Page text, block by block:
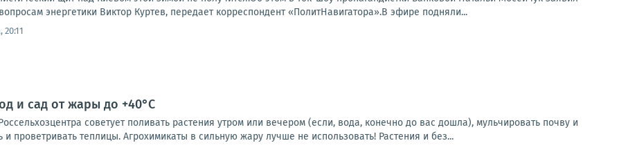
энергетики Виктор Куртев, передает корреспондент «ПолитНавигатора».В эфире подняли...
20:11
и сад от жары до +40°C
советует поливать растения утром или вечером (если, вода, конечно до вас дошла), мульчировать почву и
и проветривать теплицы. Агрохимикаты в сильную жару лучше не использовать! Растения и без...